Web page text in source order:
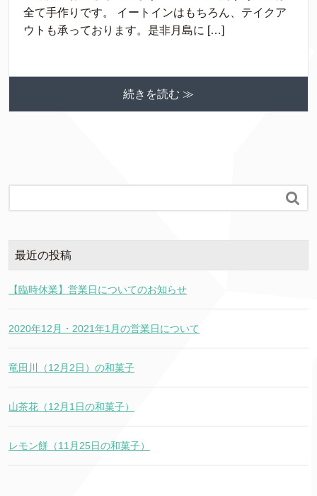
全て手作りです。 イートインはもちろん、テイクア
ウトも承っております。是非月島に […]
続きを読む ≫

最近の投稿
【臨時休業】営業日についてのお知らせ
2020年12月・2021年1月の営業日について
竜田川（12月2日）の和菓子
山茶花（12月1日の和菓子）
レモン餅（11月25日の和菓子）